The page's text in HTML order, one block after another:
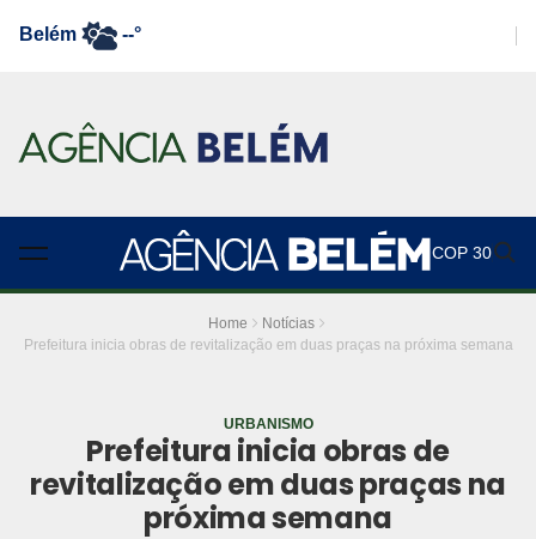
Belém --°
COP 30
Home
Notícias
Prefeitura inicia obras de revitalização em duas praças na próxima semana
URBANISMO
Prefeitura inicia obras de
revitalização em duas praças na
próxima semana